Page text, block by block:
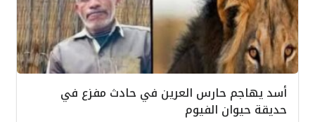
أسد يهاجم حارس العرين في حادث مفزع في
حديقة حيوان الفيوم